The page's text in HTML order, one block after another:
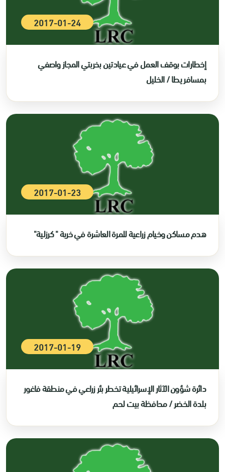
2017-01-24
إخطارات بوقف العمل في عيادتين بخربتي المجاز واصفي
بمسافر يطا / الخليل
2017-01-23
هدم مساكن وخيام زراعية للمرة العاشرة في خربة " كرزلية"
2017-01-19
دائرة شؤون الآثار الإسرائيلية تخطر بئر زراعي في منطقة فاغور
بلدة الخضر / محافظة بيت لحم